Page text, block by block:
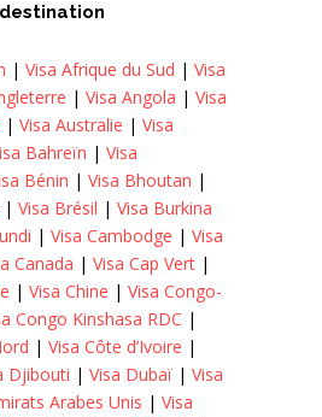
destination
| Visa Afrique du Sud | Visa
| Visa Angola | Visa
| Visa Australie | Visa
Bahreïn | Visa
Bénin | Visa Bhoutan |
| Visa Brésil | Visa Burkina
| Visa Cambodge | Visa
Canada | Visa Cap Vert |
| Visa Chine | Visa Congo-
Congo Kinshasa RDC |
| Visa Côte d’Ivoire |
Djibouti | Visa Dubaï | Visa
Arabes Unis | Visa